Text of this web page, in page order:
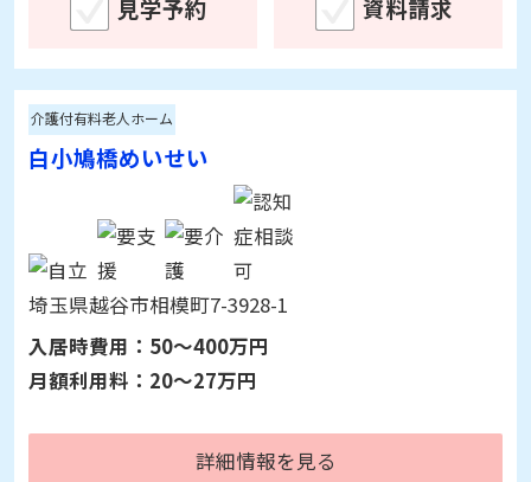
入居時費用：0～126万円